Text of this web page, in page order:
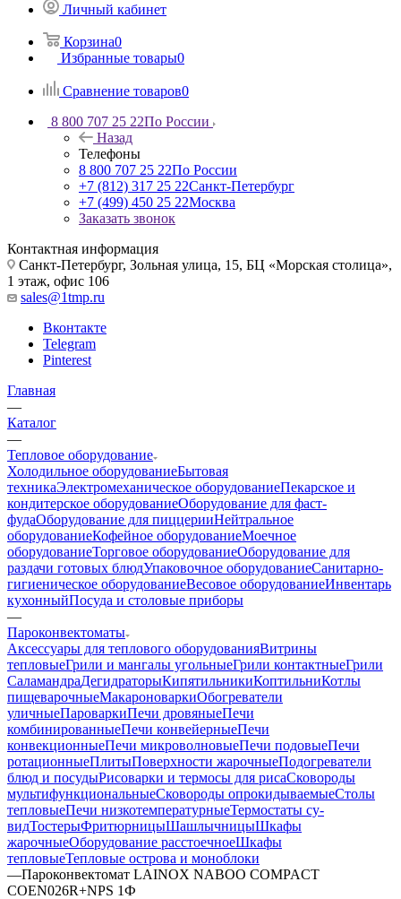
Личный кабинет
Корзина0
Избранные товары0
Сравнение товаров0
8 800 707 25 22По России
Назад
Телефоны
8 800 707 25 22По России
+7 (812) 317 25 22Санкт-Петербург
+7 (499) 450 25 22Москва
Заказать звонок
Контактная информация
Санкт-Петербург, Зольная улица, 15, БЦ «Морская столица»,
1 этаж, офис 106
sales@1tmp.ru
Вконтакте
Telegram
Pinterest
Главная
—
Каталог
—
Тепловое оборудование
Холодильное оборудованиеБытовая
техникаЭлектромеханическое оборудованиеПекарское и
кондитерское оборудованиеОборудование для фаст-
фудаОборудование для пиццерииНейтральное
оборудованиеКофейное оборудованиеМоечное
оборудованиеТорговое оборудованиеОборудование для
раздачи готовых блюдУпаковочное оборудованиеСанитарно-
гигиеническое оборудованиеВесовое оборудованиеИнвентарь
кухонныйПосуда и столовые приборы
—
Пароконвектоматы
Аксессуары для теплового оборудованияВитрины
тепловыеГрили и мангалы угольныеГрили контактныеГрили
СаламандраДегидраторыКипятильникиКоптильниКотлы
пищеварочныеМакароноваркиОбогреватели
уличныеПароваркиПечи дровяныеПечи
комбинированныеПечи конвейерныеПечи
конвекционныеПечи микроволновыеПечи подовыеПечи
ротационныеПлитыПоверхности жарочныеПодогреватели
блюд и посудыРисоварки и термосы для рисаСковороды
мультифункциональныеСковороды опрокидываемыеСтолы
тепловыеПечи низкотемпературныеТермостаты су-
видТостерыФритюрницыШашлычницыШкафы
жарочныеОборудование расстоечноеШкафы
тепловыеТепловые острова и моноблоки
—Пароконвектомат LAINOX NABOO COMPACT
COEN026R+NPS 1Ф